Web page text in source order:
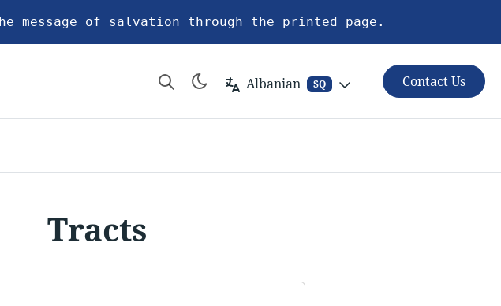
message of salvation through the printed page.
Albanian SQ Contact Us
Tracts